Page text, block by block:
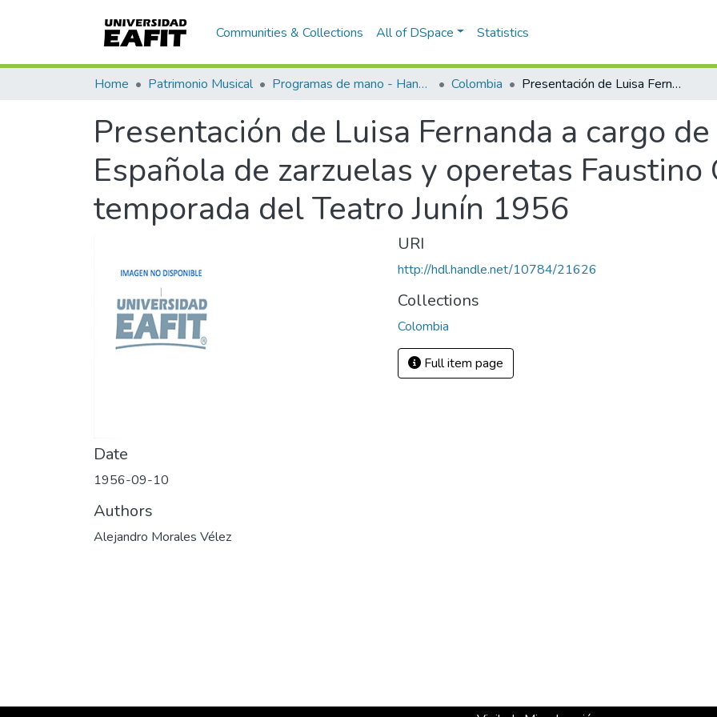
Communities & Collections All of DSpace Statistics
Home Patrimonio Musical Programas de mano - Hand programs Colombia Presentación de Luisa Fernanda a cargo de la Compañía Española de zarzuelas y operetas Faustino García en temporada del Teatro Junín 1956
Presentación de Luisa Fernanda a cargo
Española de zarzuelas y operetas Faustino
temporada del Teatro Junín 1956
Date
1956-09-10
Authors
Alejandro Morales Vélez
URI
http://hdl.handle.net/10784/21626
Collections
Colombia
Full item page